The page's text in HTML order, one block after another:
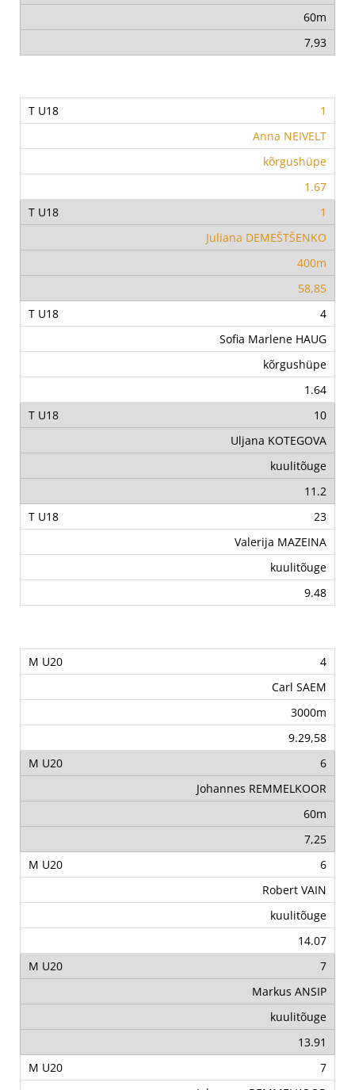
60m
7,93
1
Anna NEIVELT
kõrgushüpe
1.67
1
Juliana DEMEŠTŠENKO
400m
58,85
4
Sofia Marlene HAUG
kõrgushüpe
1.64
10
Uljana KOTEGOVA
kuulitõuge
11.2
23
Valerija MAZEINA
kuulitõuge
9.48
4
Carl SAEM
3000m
9.29,58
6
Johannes REMMELKOOR
60m
7,25
6
Robert VAIN
kuulitõuge
14.07
7
Markus ANSIP
kuulitõuge
13.91
7